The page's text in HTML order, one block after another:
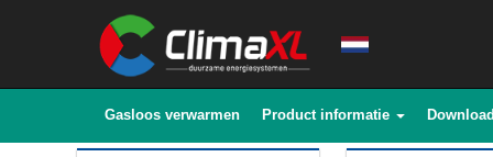
Gasloos verwarmen Product informatie